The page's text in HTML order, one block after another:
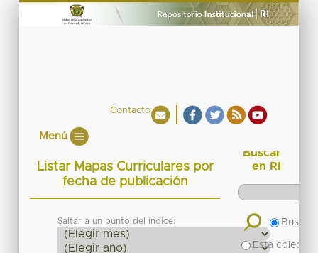
Contacto
Menú
Listar Mapas Curriculares por
fecha de publicación
Saltar a un punto del índice:
Buscar
en RI
Buscar
Esta